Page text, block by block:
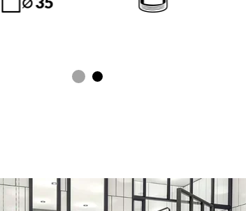
Wie kann man für